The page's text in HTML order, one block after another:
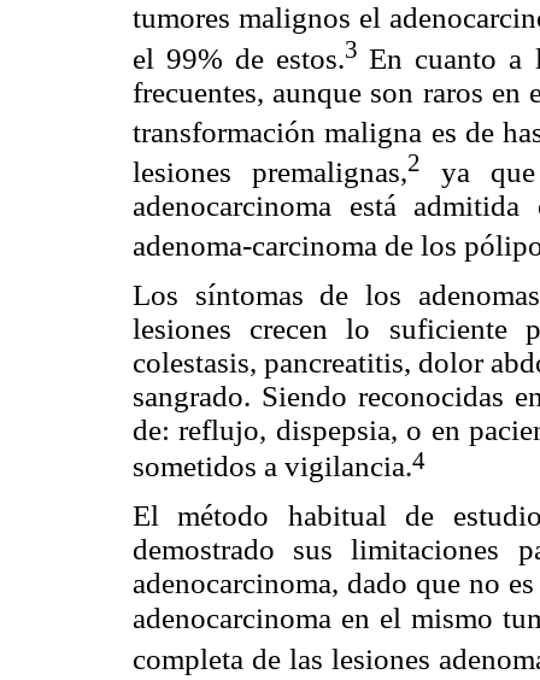
tumores malignos el
el 99% de estos.3En cuanto a
frecuentes, aunque son raros
transformación maligna es de
lesiones premalignas,2 ya
adenocarcinoma está
adenoma-carcinoma de los
Los síntomas de los
lesiones crecen lo suficiente
colestasis, pancreatitis, dolor
sangrado. Siendo reconocidas
de: reflujo, dispepsia, o en
sometidos a vigilancia.4
El método habitual de
demostrado sus limitaciones
adenocarcinoma, dado que no
adenocarcinoma en el mismo
completa de las lesiones